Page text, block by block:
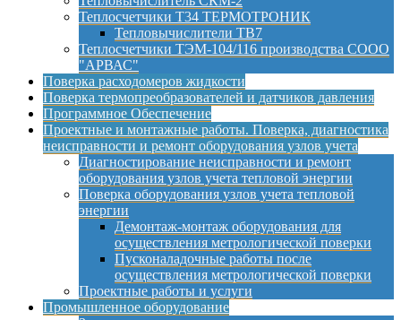
Теплосчетчики Т34 ТЕРМОТРОНИК
Тепловычислители ТВ7
Теплосчетчики ТЭМ-104/116 производства СООО
"АРВАС"
Поверка расходомеров жидкости
Поверка термопреобразователей и датчиков давления
Программное Обеспечение
Проектные и монтажные работы. Поверка, диагностика
неисправности и ремонт оборудования узлов учета
Диагностирование неисправности и ремонт
оборудования узлов учета тепловой энергии
Поверка оборудования узлов учета тепловой
энергии
Демонтаж-монтаж оборудования для
осуществления метрологической поверки
Пусконаладочные работы после
осуществления метрологической поверки
Проектные работы и услуги
Промышленное оборудование